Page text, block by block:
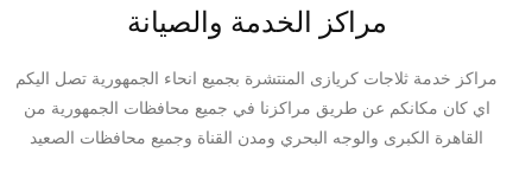
مراكز الخدمة والصيانة
مراكز خدمة ثلاجات كريازى المنتشرة بجميع انحاء الجمهورية تصل اليكم
اي كان مكانكم عن طريق مراكزنا في جميع محافظات الجمهورية من
القاهرة الكبرى والوجه البحري ومدن القناة وجميع محافظات الصعيد